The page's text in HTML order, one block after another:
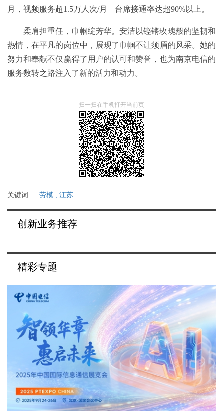
月，视频服务超1.5万人次/月，台席接通率达超90%以上。
柔肩担重任，巾帼绽芳华。安洁以铿锵玫瑰般的坚韧和
热情，在平凡的岗位中，展现了巾帼不让须眉的风采。她的
努力和奉献不仅赢得了用户的认可和赞誉，也为南京电信的
服务数转之路注入了新的活力和动力。
扫一扫在手机打开当前页
关键词 : 劳模 ; 江苏
创新业务推荐
精彩专题